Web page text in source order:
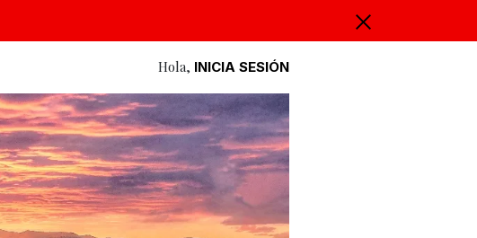
Hola, INICIA SESIÓN